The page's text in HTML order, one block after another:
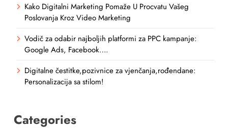
Kako Digitalni Marketing Pomaže U Procvatu Vašeg
Poslovanja Kroz Video Marketing
Vodič za odabir najboljih platformi za PPC kampanje:
Google Ads, Facebook….
Digitalne čestitke,pozivnice za vjenčanja,rođendane:
Personalizacija sa stilom!
Categories